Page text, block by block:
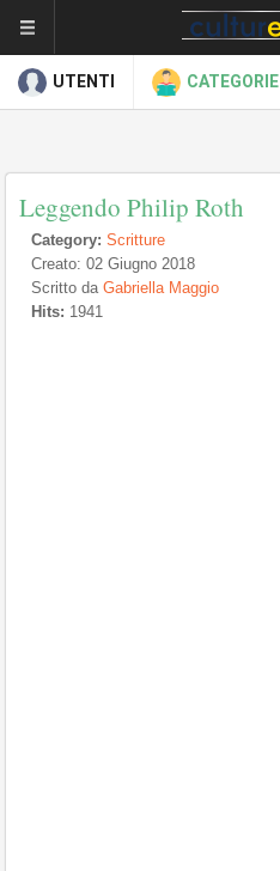
UTENTI CATEGORIE
Leggendo Philip Roth
Category: Scritture
Creato: 02 Giugno 2018
Scritto da Gabriella Maggio
Hits: 1941